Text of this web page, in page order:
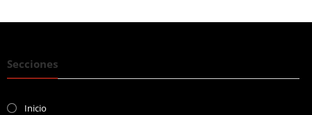
Secciones
Inicio